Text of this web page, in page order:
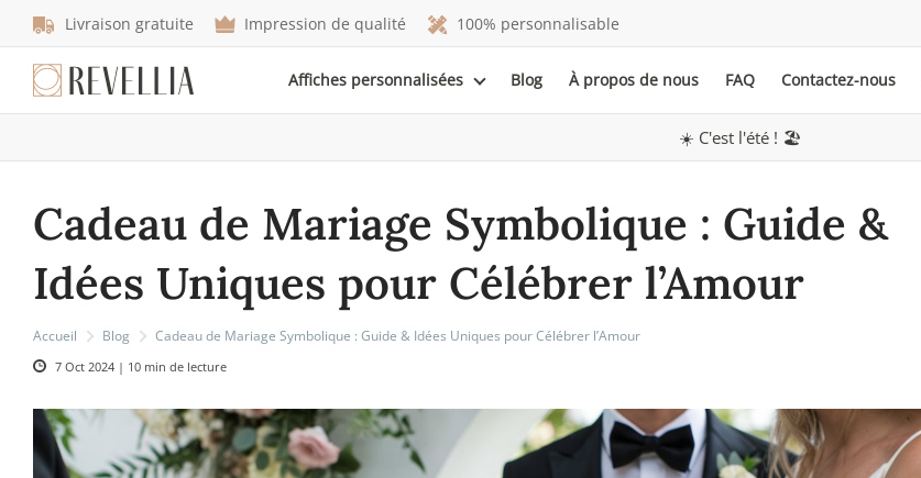
Livraison gratuite Impression de qualité 100% personnalisable
Affiches personnalisées Blog À propos de nous FAQ Contactez-nous
☀️ C'est l'été ! 🏖️
Cadeau de Mariage Symbolique : Guide &
Idées Uniques pour Célébrer l’Amour
Accueil Blog Cadeau de Mariage Symbolique : Guide & Idées Uniques pour Célébrer l’Amour
7 Oct 2024 | 10 min de lecture